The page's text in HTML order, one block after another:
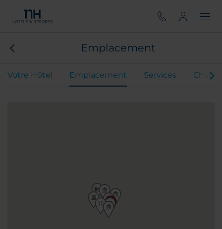
Emplacement
Votre Hôtel Emplacement Services